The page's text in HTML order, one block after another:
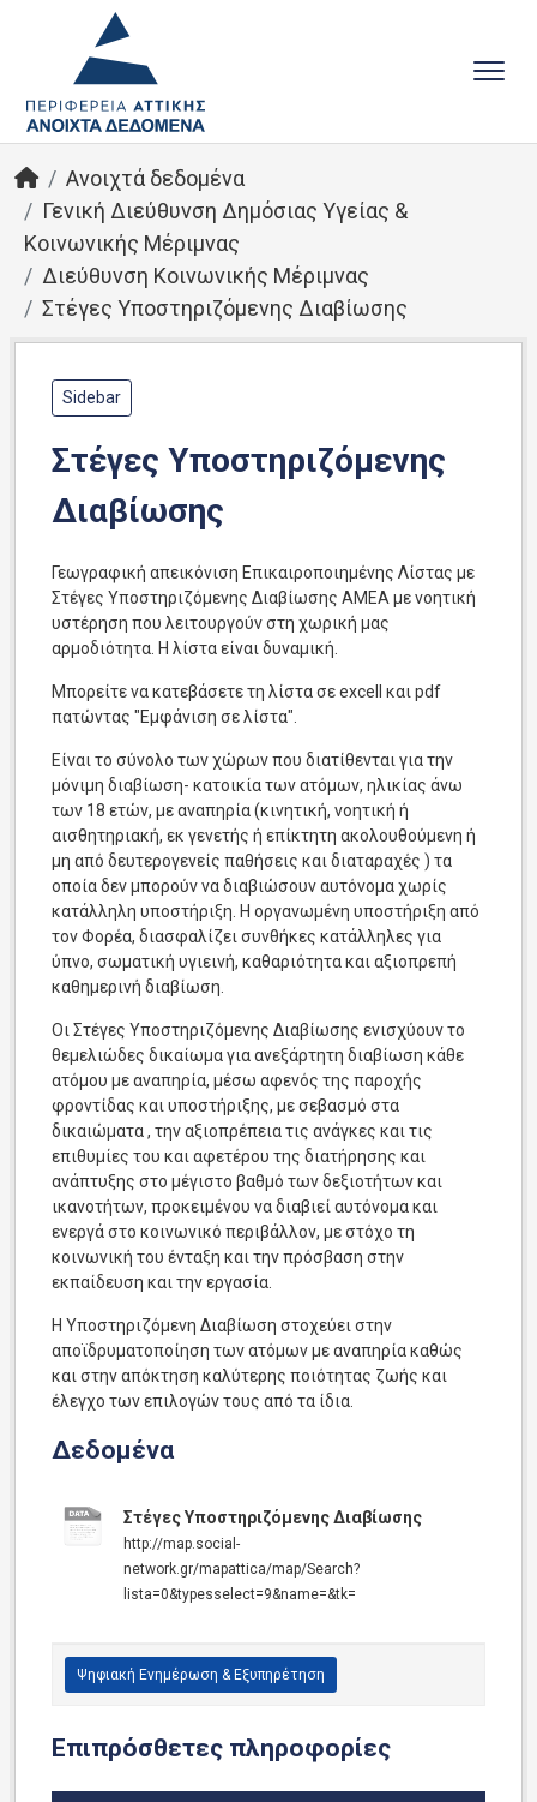
Ανοιχτά δεδομένα
Γενική Διεύθυνση Δημόσιας Υγείας &
Κοινωνικής Μέριμνας
Διεύθυνση Κοινωνικής Μέριμνας
Στέγες Υποστηριζόμενης Διαβίωσης
Sidebar
Στέγες Υποστηριζόμενης
Διαβίωσης
Γεωγραφική απεικόνιση Επικαιροποιημένης Λίστας με
Στέγες Υποστηριζόμενης Διαβίωσης ΑΜΕΑ με νοητική
υστέρηση που λειτουργούν στη χωρική μας
αρμοδιότητα. Η λίστα είναι δυναμική.
Μπορείτε να κατεβάσετε τη λίστα σε excell και pdf
πατώντας "Εμφάνιση σε λίστα".
Είναι το σύνολο των χώρων που διατίθενται για την
μόνιμη διαβίωση- κατοικία των ατόμων, ηλικίας άνω
των 18 ετών, με αναπηρία (κινητική, νοητική ή
αισθητηριακή, εκ γενετής ή επίκτητη ακολουθούμενη ή
μη από δευτερογενείς παθήσεις και διαταραχές ) τα
οποία δεν μπορούν να διαβιώσουν αυτόνομα χωρίς
κατάλληλη υποστήριξη. Η οργανωμένη υποστήριξη από
τον Φορέα, διασφαλίζει συνθήκες κατάλληλες για
ύπνο, σωματική υγιεινή, καθαριότητα και αξιοπρεπή
καθημερινή διαβίωση.
Οι Στέγες Υποστηριζόμενης Διαβίωσης ενισχύουν το
θεμελιώδες δικαίωμα για ανεξάρτητη διαβίωση κάθε
ατόμου με αναπηρία, μέσω αφενός της παροχής
φροντίδας και υποστήριξης, με σεβασμό στα
δικαιώματα , την αξιοπρέπεια τις ανάγκες και τις
επιθυμίες του και αφετέρου της διατήρησης και
ανάπτυξης στο μέγιστο βαθμό των δεξιοτήτων και
ικανοτήτων, προκειμένου να διαβιεί αυτόνομα και
ενεργά στο κοινωνικό περιβάλλον, με στόχο τη
κοινωνική του ένταξη και την πρόσβαση στην
εκπαίδευση και την εργασία.
Η Υποστηριζόμενη Διαβίωση στοχεύει στην
αποϊδρυματοποίηση των ατόμων με αναπηρία καθώς
και στην απόκτηση καλύτερης ποιότητας ζωής και
έλεγχο των επιλογών τους από τα ίδια.
Δεδομένα
Στέγες Υποστηριζόμενης Διαβίωσης
http://map.social-
network.gr/mapattica/map/Search?
lista=0&typesselect=9&name=&tk=
Ψηφιακή Ενημέρωση & Εξυπηρέτηση
Επιπρόσθετες πληροφορίες